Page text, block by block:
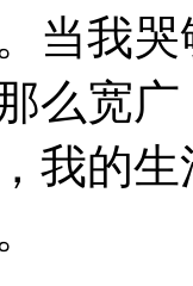
当我
么宽
我的